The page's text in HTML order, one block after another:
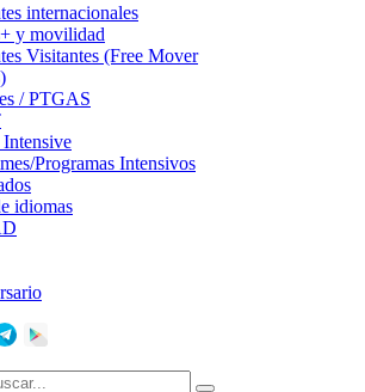
internacionales
y movilidad
Visitantes (Free Mover
/ PTGAS
Programas Intensivos
idiomas